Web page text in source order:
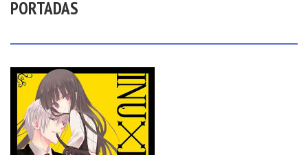
PORTADAS